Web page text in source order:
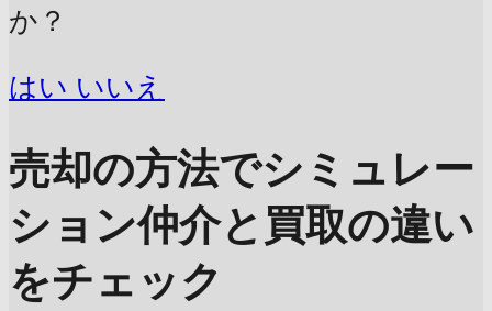
か？
はい いいえ
売却の方法でシミュレー
ション仲介と買取の違い
をチェック